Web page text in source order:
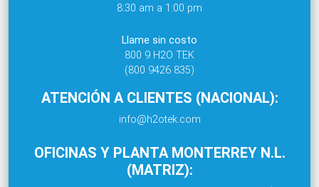
8:30 am a 1:00 pm
Llame sin costo
800 9 H2O TEK
(800 9426 835)
ATENCIÓN A CLIENTES (NACIONAL):
info@h2otek.com
OFICINAS Y PLANTA MONTERREY N.L.
(MATRIZ):